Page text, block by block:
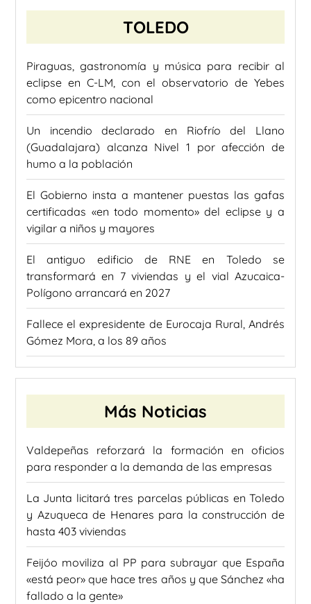
TOLEDO
Piraguas, gastronomía y música para recibir al
eclipse en C-LM, con el observatorio de Yebes
como epicentro nacional
Un incendio declarado en Riofrío del Llano
(Guadalajara) alcanza Nivel 1 por afección de
humo a la población
El Gobierno insta a mantener puestas las gafas
certificadas «en todo momento» del eclipse y a
vigilar a niños y mayores
El antiguo edificio de RNE en Toledo se
transformará en 7 viviendas y el vial Azucaica-
Polígono arrancará en 2027
Fallece el expresidente de Eurocaja Rural, Andrés
Gómez Mora, a los 89 años
Más Noticias
Valdepeñas reforzará la formación en oficios
para responder a la demanda de las empresas
La Junta licitará tres parcelas públicas en Toledo
y Azuqueca de Henares para la construcción de
hasta 403 viviendas
Feijóo moviliza al PP para subrayar que España
«está peor» que hace tres años y que Sánchez «ha
fallado a la gente»